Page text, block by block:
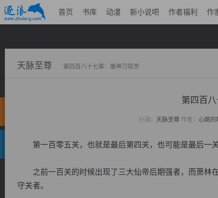
首页 书库 动漫 新小说吧 作者福利 作
天脉至尊 第四百八十七章：屠神刀现世
第四百
小说： 天脉至尊作者： 心跳的
第一百零五关，也就是最后第四关，也可能是最后一
之前一百关的时候出现了三大仙帝后期强者，而萧林
守关者。